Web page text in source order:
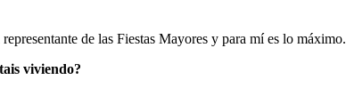
de las Fiestas Mayores y para mí es lo máximo.
viviendo?